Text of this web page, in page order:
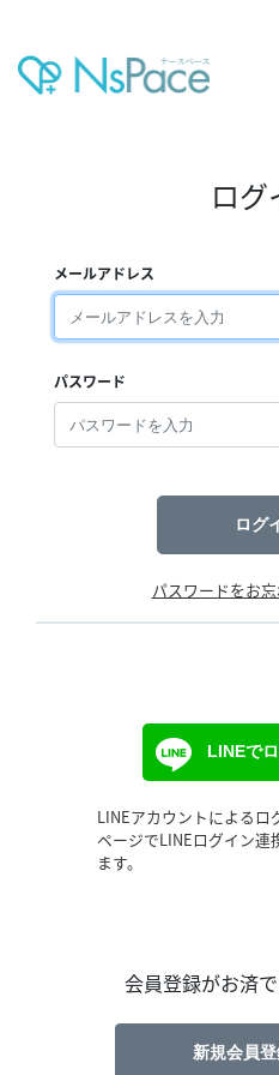
ログ
メールアドレス
パスワード
ログ
パスワードをお
LINEで
LINEアカウントによるロ
ページでLINEログイン連
ます。
会員登録がお済
新規会員